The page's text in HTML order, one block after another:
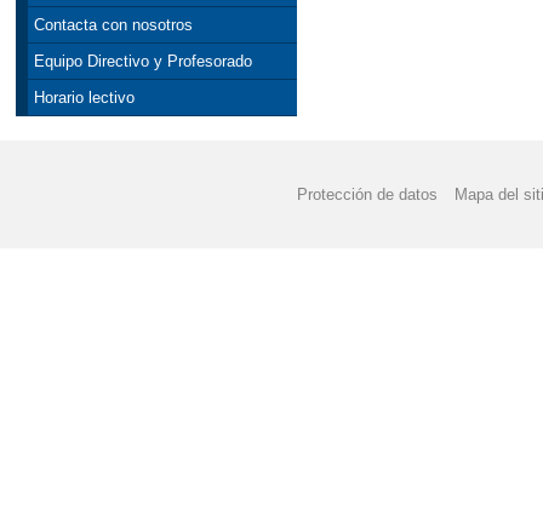
Contacta con nosotros
Equipo Directivo y Profesorado
Horario lectivo
Protección de datos Mapa del